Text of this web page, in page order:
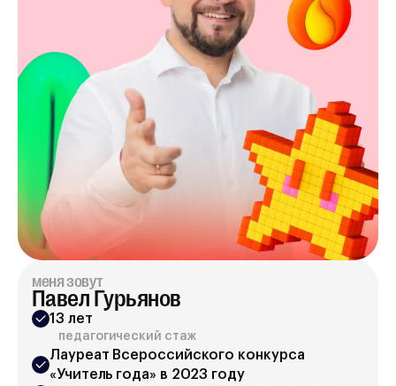
меня зовут
Павел Гурьянов
13 лет
педагогический стаж
Лауреат Всероссийского конкурса
«Учитель года» в 2023 году